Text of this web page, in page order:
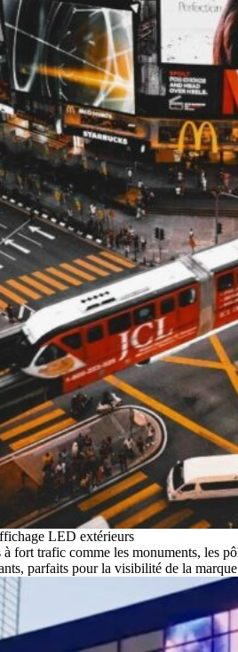
LED extérieurs
à fort trafic comme les monuments, les
parfaits pour la visibilité de la